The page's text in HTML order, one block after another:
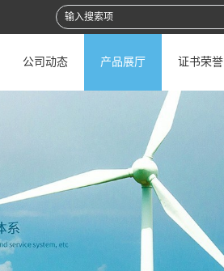
公司动态 产品展厅 证书荣誉